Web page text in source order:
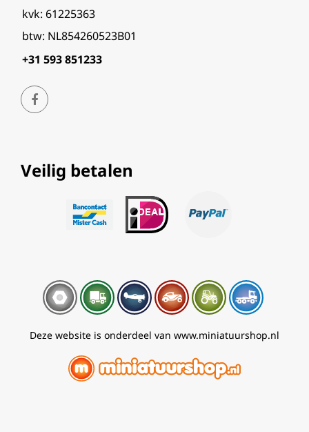
kvk: 61225363
btw: NL854260523B01
+31 593 851233
Veilig betalen
Deze website is onderdeel van www.miniatuurshop.nl